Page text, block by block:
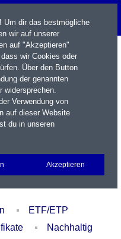
Portfolio Login
ETF/ETP
Nachhaltig
Um dir das bestmögliche
wir auf unserer
auf "Akzeptieren"
wir Cookies oder
Über den Button
der genannten
widersprechen.
Verwendung von
auf dieser Website
du in unseren
Akzeptieren